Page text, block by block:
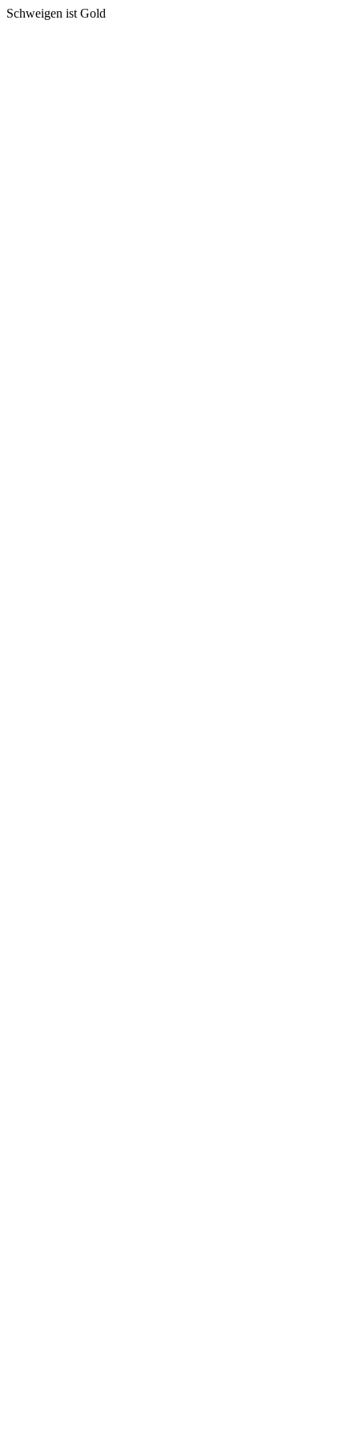
Schweigen ist Gold